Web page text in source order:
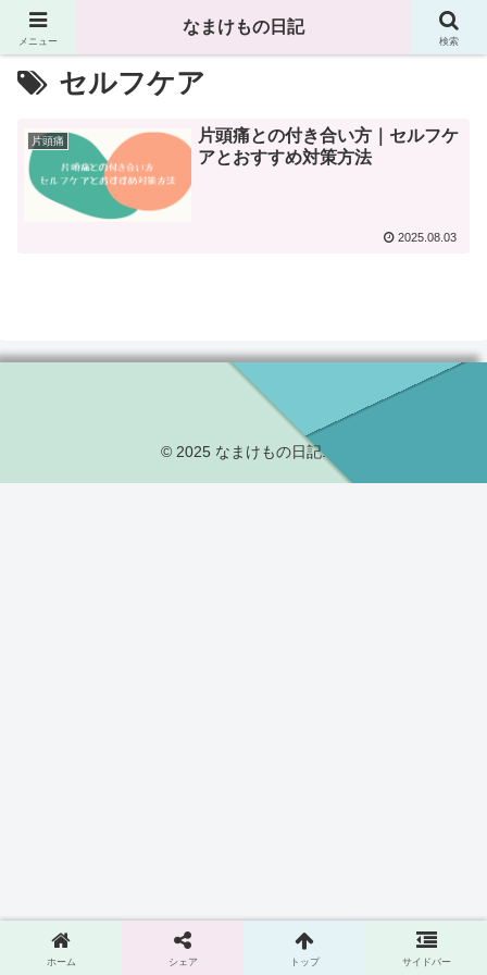
セルフケア
片頭痛
片頭痛との付き合い方｜セルフケ
アとおすすめ対策方法
2025.08.03
© 2025 なまけもの日記.
メニュー
なまけもの日記
検索
ホーム シェア トップ サイドバー